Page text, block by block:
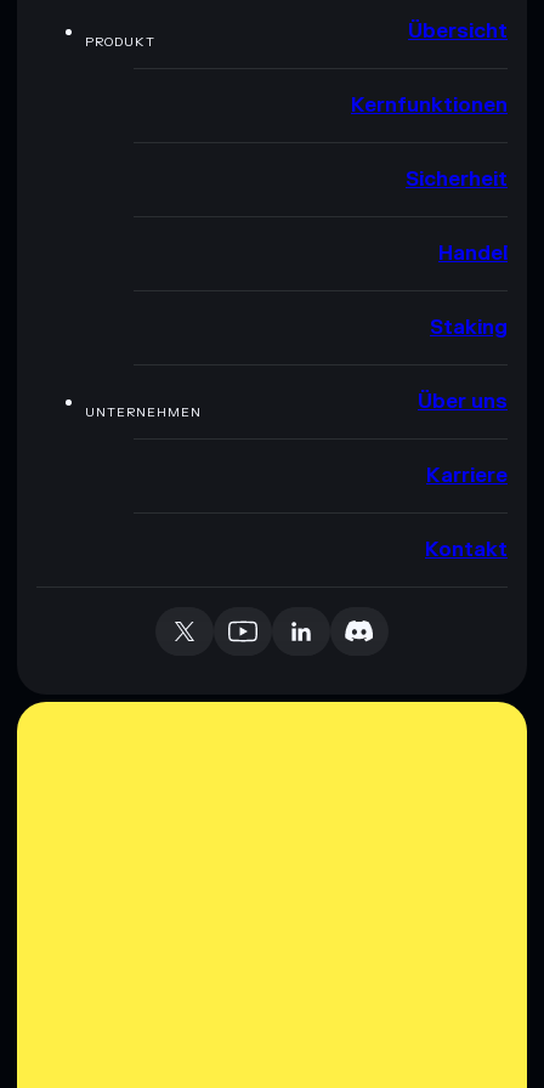
PRODUKT Übersicht
Kernfunktionen
Sicherheit
Handel
Staking
UNTERNEHMEN Über uns
Karriere
Kontakt